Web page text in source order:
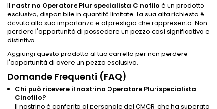
Il nastrino Operatore Plurispecialista Cinofilo è un prodotto
esclusivo, disponibile in quantità limitate. La sua alta richiesta è
dovuta alla sua importanza e al prestigio che rappresenta. Non
perdere l'opportunità di possedere un pezzo così significativo e
distintivo.
Aggiungi questo prodotto al tuo carrello per non perdere
l'opportunità di avere un pezzo esclusivo.
Domande Frequenti (FAQ)
Chi può ricevere il nastrino Operatore Plurispecialista
Cinofilo?
Il nastrino è conferito al personale del CMCRI che ha superato